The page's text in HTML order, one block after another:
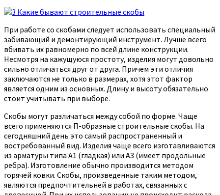
При работе со скобами следует использовать специальный
забивающий и демонтирующий инструмент. Лучше всего
вбивать их равномерно по всей длине конструкции.
Несмотря на кажущуюся простоту, изделия могут довольно
сильно отличаться друг от друга. Причем эти отличия
заключаются не только в размерах, хотя этот фактор
является одним из основных. Длину и высоту обязательно
стоит учитывать при выборе.
Скобы могут различаться между собой по форме. Чаще
всего применяются П-образные строительные скобы. На
сегодняшний день это самый распространенный и
востребованный вид. Изделия чаще всего изготавливаются
из арматуры типа А1 (гладкая) или А3 (имеет продольные
ребра). Изготовление обычно производится методом
горячей ковки. Скобы, произведенные таким методом,
являются предпочтительней в работах, связанных с